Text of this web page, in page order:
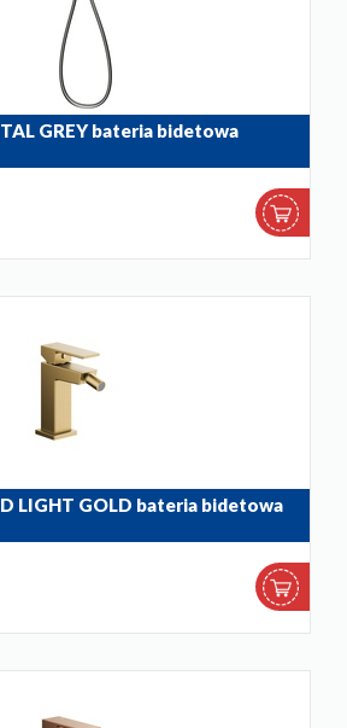
GREY bateria bidetowa
LIGHT GOLD bateria bidetowa